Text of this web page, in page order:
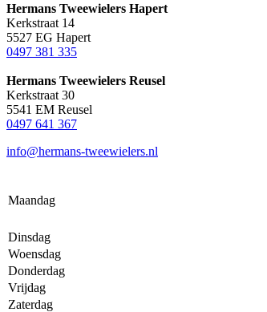
Hermans Tweewielers Hapert
Kerkstraat 14
5527 EG Hapert
0497 381 335
Hermans Tweewielers Reusel
Kerkstraat 30
5541 EM Reusel
0497 641 367
info@hermans-tweewielers.nl
Maandag
Dinsdag
Woensdag
Donderdag
Vrijdag
Zaterdag